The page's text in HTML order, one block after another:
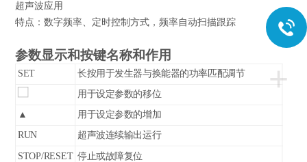
超声波应用
特点：数字频率、定时控制方式，频率自动扫描跟踪
参数显示和按键名称和作用
+
SET 长按用于发生器与换能器的功率匹配调节
用于设定参数的移位
▲ 用于设定参数的增加
RUN 超声波连续输出运行
STOP/RESET 停止或故障复位